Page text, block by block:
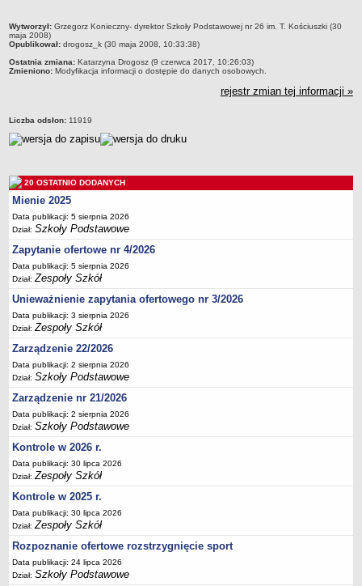
Statut
Majątek
Godziny dyżurów
Deklaracja dostępności
Zespół Poradni
BIURO FINANSÓW OŚWIATY
Dane podstawowe
Statut
Majątek
Godziny dyżurów
Ogłoszenia
Zarządzenia
Rejestry, ewidencje, archiwa
Kontrole
PONOWNE WYKORZYSTYWANIE
Sprawozdania
Deklaracja dostępności
DEKLARACJA DOSTĘPNOŚCI
OŚWIADCZENIA MAJĄTKOWE
PONOWNE WYKORZYSTYWANIE
UDOSTĘPNIANIE INFORMACJI PUBLICZNEJ
OCHRONA DANYCH OSOBOWYCH
metryczka
Wytworzył: Grzegorz Konieczny- dyrektor Szkoły Podstawowej nr 26 im. T. Kościuszki (30
maja 2008)
Opublikował: drogosz_k (30 maja 2008, 10:33:38)
Ostatnia zmiana: Katarzyna Drogosz (9 czerwca 2017, 10:26:03)
Zmieniono: Modyfikacja informacji o dostępie do danych osobowych.
rejestr zmian tej informacji »
Liczba odsłon: 11919
20 OSTATNIO DODANYCH
Mienie 2025
Data publikacji: 5 sierpnia 2026
Dział:Szkoły Podstawowe
Zapytanie ofertowe nr 4/2026
Data publikacji: 5 sierpnia 2026
Dział:Zespoły Szkół
Unieważnienie zapytania ofertowego nr 3/2026
Data publikacji: 3 sierpnia 2026
Dział:Zespoły Szkół
Zarządzenie 22/2026
Data publikacji: 2 sierpnia 2026
Dział:Szkoły Podstawowe
Zarządzenie nr 21/2026
Data publikacji: 2 sierpnia 2026
Dział:Szkoły Podstawowe
Kontrole w 2026 r.
Data publikacji: 30 lipca 2026
Dział:Zespoły Szkół
Kontrole w 2025 r.
Data publikacji: 30 lipca 2026
Dział:Zespoły Szkół
Rozpoznanie ofertowe rozstrzygnięcie sport
Data publikacji: 24 lipca 2026
Dział:Szkoły Podstawowe